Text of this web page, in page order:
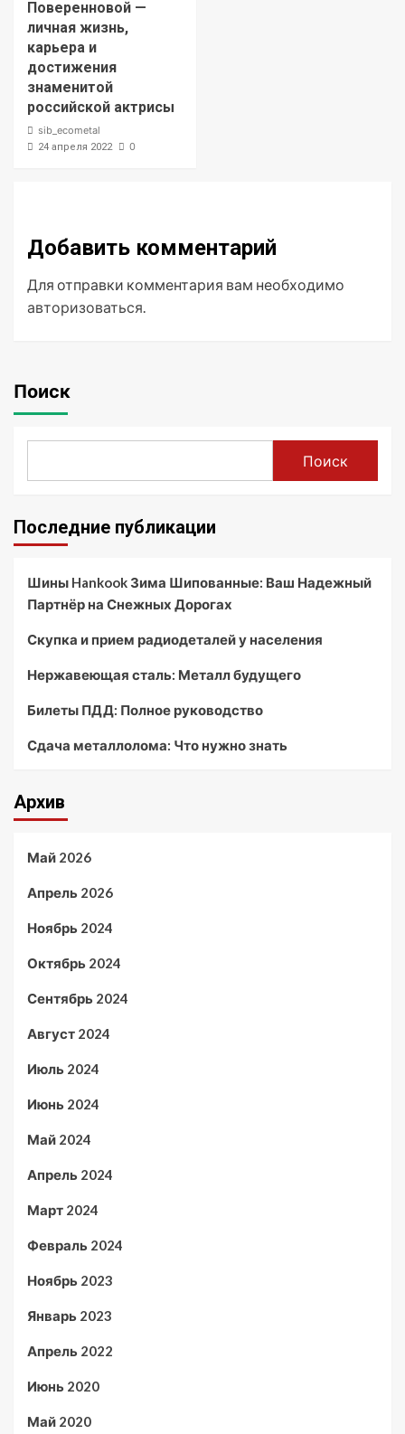
Поверенновой —
личная жизнь,
карьера и
достижения
знаменитой
российской актрисы
sib_ecometal
24 апреля 2022 0
Добавить комментарий
Для отправки комментария вам необходимо
авторизоваться.
Поиск
Поиск
Последние публикации
Шины Hankook Зима Шипованные: Ваш Надежный
Партнёр на Снежных Дорогах
Скупка и прием радиодеталей у населения
Нержавеющая сталь: Металл будущего
Билеты ПДД: Полное руководство
Сдача металлолома: Что нужно знать
Архив
Май 2026
Апрель 2026
Ноябрь 2024
Октябрь 2024
Сентябрь 2024
Август 2024
Июль 2024
Июнь 2024
Май 2024
Апрель 2024
Март 2024
Февраль 2024
Ноябрь 2023
Январь 2023
Апрель 2022
Июнь 2020
Май 2020